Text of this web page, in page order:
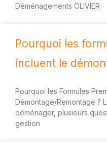
Déménagements OLIVIER
Pourquoi les
incluent le
Pourquoi les Formules
Démontage/Remontage ?
déménager, plusieurs
gestion